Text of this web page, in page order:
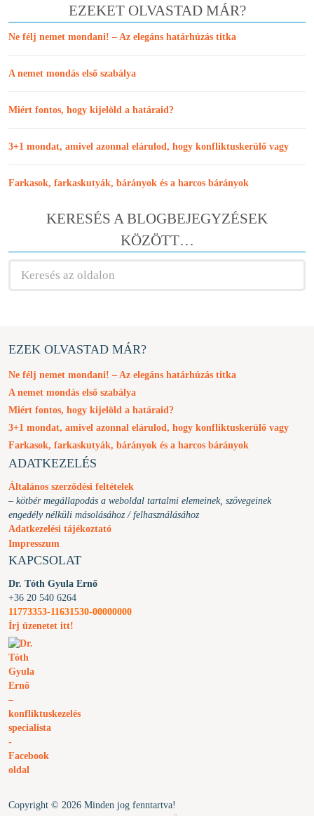
EZEKET OLVASTAD MÁR?
Ne félj nemet mondani! – Az elegáns határhúzás titka
A nemet mondás első szabálya
Miért fontos, hogy kijelöld a határaid?
3+1 mondat, amivel azonnal elárulod, hogy konfliktuskerülő vagy
Farkasok, farkaskutyák, bárányok és a harcos bárányok
KERESÉS A BLOGBEJEGYZÉSEK
KÖZÖTT…
EZEK OLVASTAD MÁR?
Ne félj nemet mondani! – Az elegáns határhúzás titka
A nemet mondás első szabálya
Miért fontos, hogy kijelöld a határaid?
3+1 mondat, amivel azonnal elárulod, hogy konfliktuskerülő vagy
Farkasok, farkaskutyák, bárányok és a harcos bárányok
ADATKEZELÉS
Általános szerződési feltételek
– kötbér megállapodás a weboldal tartalmi elemeinek, szövegeinek
engedély nélküli másolásához / felhasználásához
Adatkezelési tájékoztató
Impresszum
KAPCSOLAT
Dr. Tóth Gyula Ernő
+36 20 540 6264
11773353-11631530-00000000
Írj üzenetet itt!
Copyright © 2026 Minden jog fenntartva!